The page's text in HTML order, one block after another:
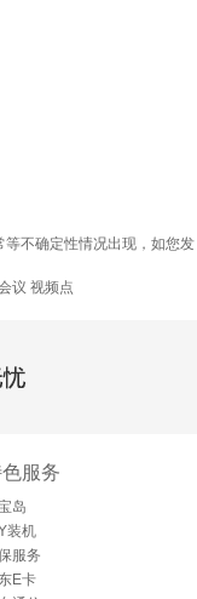
不确定性情况出现，如您发
议 视频点
服务
岛
装机
服务
E卡